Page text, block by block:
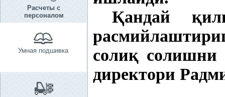
Расчеты с
персоналом
Умная подшивка
Қандайқ
солиқ солишни
директори